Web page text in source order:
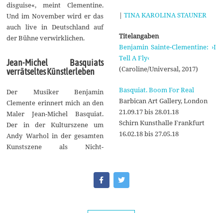
disguise«, meint Clementine.
Und im November wird er das
auch live in Deutschland auf
der Bühne verwirklichen.
Jean-Michel Basquiats
verrätseltes Künstlerleben
Der Musiker Benjamin
Clemente erinnert mich an den
Maler Jean-Michel Basquiat.
Der in der Kulturszene um
Andy Warhol in der gesamten
Kunstszene als Nicht-
| TINA KAROLINA STAUNER
Titelangaben
Benjamin Sainte-Clementine: ›I
Tell A Fly‹
(Caroline/Universal, 2017)
Basquiat. Boom For Real
Barbi­can Art Gallery, London
21.09.17 bis 28.01.18
Schirn Kunst­halle Frank­furt
16.02.18 bis 27.05.18